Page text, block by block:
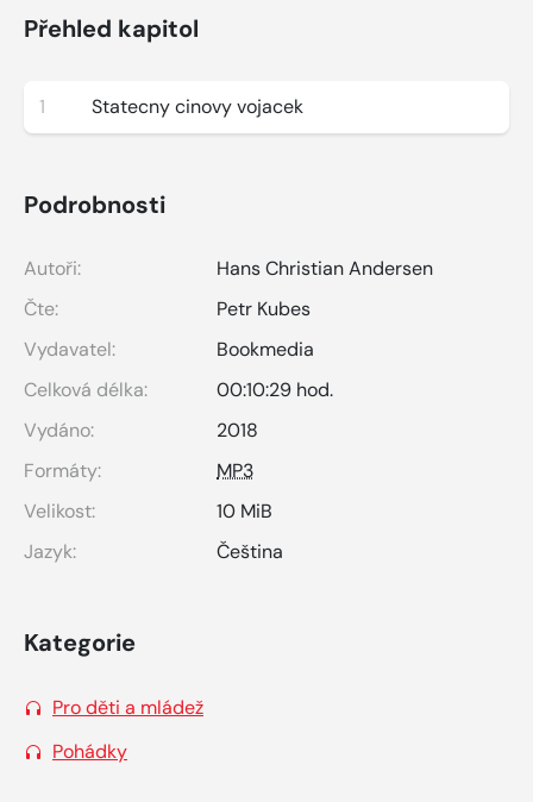
Přehled kapitol
1 Statecny cinovy vojacek
Podrobnosti
Autoři:
Hans Christian Andersen
Čte:
Petr Kubes
Vydavatel:
Bookmedia
Celková délka:
00:10:29 hod.
Vydáno:
2018
Formáty:
MP3
Velikost:
10 MiB
Jazyk:
Čeština
Kategorie
Pro děti a mládež
Pohádky